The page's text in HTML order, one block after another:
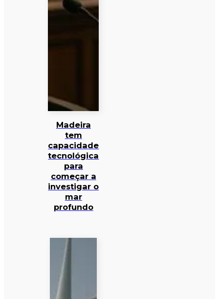
Madeira
tem
capacidade
tecnológica
para
começar a
investigar o
mar
profundo